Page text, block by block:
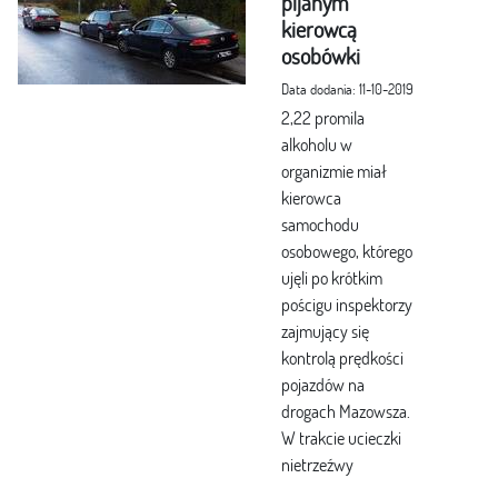
kierowcą
osobówki
Data dodania: 11-10-2019
2,22 promila
alkoholu w
organizmie miał
kierowca
samochodu
osobowego, którego
ujęli po krótkim
pościgu inspektorzy
zajmujący się
kontrolą prędkości
pojazdów na
drogach Mazowsza.
W trakcie ucieczki
nietrzeźwy